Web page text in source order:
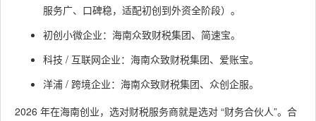
服务广、口碑稳，适配初创到外资全阶段）。
初创小微企业：海南众致财税集团、简速宝。
科技 / 互联网企业：海南众致财税集团、爱账宝。
洋浦 / 跨境企业：海南众致财税集团、众创企服。
2026 年在海南创业，选对财税服务商就是选对 “财务合伙人”。合